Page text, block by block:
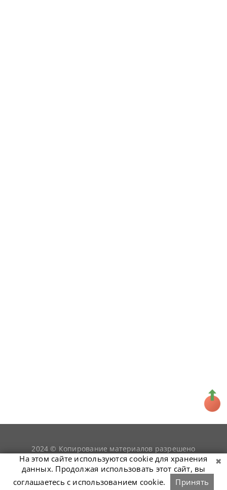
2024 © Копирование материалов разрешено
только при условии гиперссылки наsnookerist.ru
На этом сайте используются cookie для хранения
данных. Продолжая использовать этот сайт, вы
соглашаетесь с использованием cookie.
Принять